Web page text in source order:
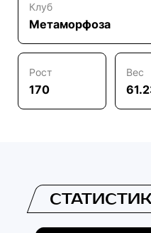
Клуб
Метаморфоза
Рост
170
Вес